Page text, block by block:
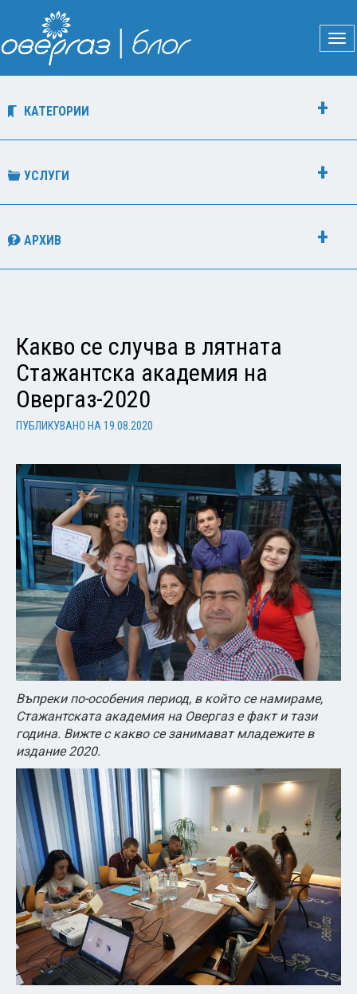
КАТЕГОРИИ
УСЛУГИ
АРХИВ
Какво се случва в лятната
Стажантска академия на
Овергаз-2020
ПУБЛИКУВАНО НА 19.08.2020
Въпреки по-особения период, в който се намираме,
Стажантската академия на Овергаз е факт и тази
година. Вижте с какво се занимават младежите в
издание 2020.